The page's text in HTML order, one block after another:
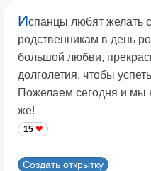
Испанцы любят желать
родственникам в день
большой любви,
долголетия, чтобы
Пожелаем сегодня и мы
же!
15
Создать открытку